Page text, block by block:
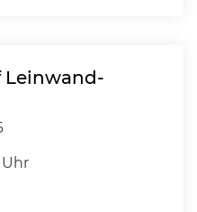
Leinwand-
Uhr